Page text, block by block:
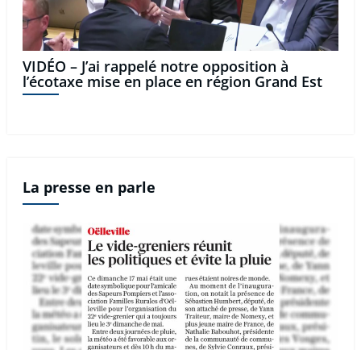
VIDÉO – J’ai rappelé notre opposition à
l’écotaxe mise en place en région Grand Est
La presse en parle